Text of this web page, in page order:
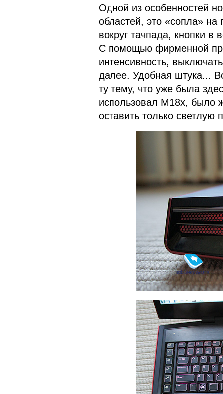
Одной из особенностей
областей, это «сопла» на
вокруг тачпада, кнопки в
С помощью фирменной
интенсивность,
далее. Удобная штука...
ту тему, что уже была
использовал M18x, было
оставить только светлую